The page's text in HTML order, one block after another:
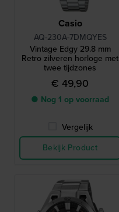
Casio
AQ-230A-7DMQYES
Vintage Edgy 29.8 mm
Retro zilveren horloge met
twee tijdzones
€ 49,90
● Nog 1 op voorraad
Vergelijk
Bekijk Product